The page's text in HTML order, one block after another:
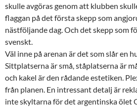
skulle avgöras genom att klubben
flaggan på det första skepp som
nästföljande dag. Och det skepp som
svenskt.
Väl inne på arenan är det som slår en
Sittplatserna är små, ståplatserna är
och kakel är den rådande estetiken.
från planen. En intressant detalj är
inte skyltarna för det argentinska ölet